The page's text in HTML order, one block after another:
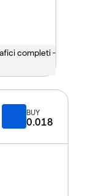
completi -
BUY
0.018